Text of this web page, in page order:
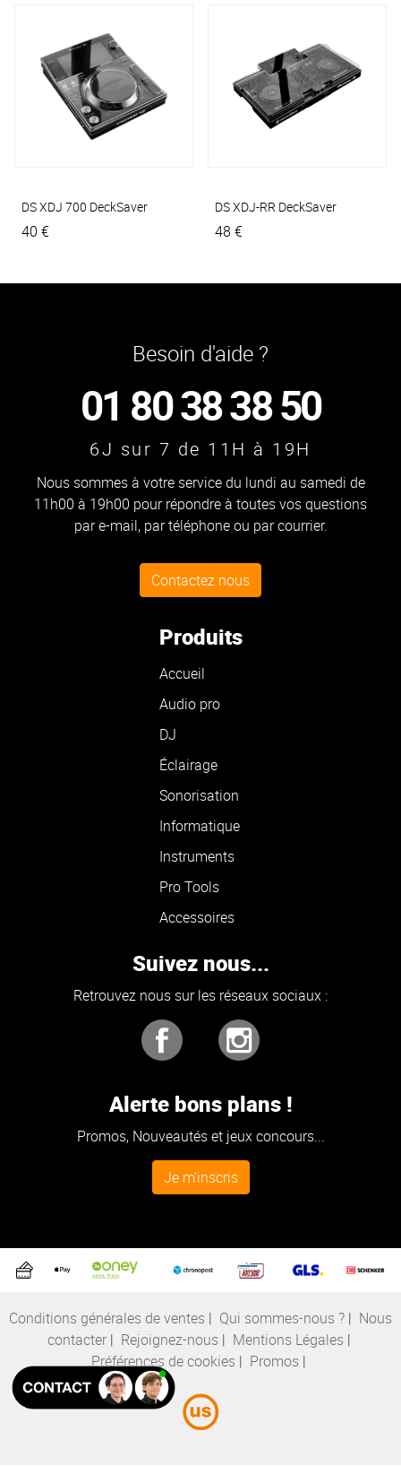
DS XDJ 700 DeckSaver
40 €
DS XDJ-RR DeckSaver
48 €
Besoin d'aide ?
01 80 38 38 50
6J sur 7 de 11H à 19H
Nous sommes à votre service du lundi au samedi de
11h00 à 19h00 pour répondre à toutes vos questions
par e-mail, par téléphone ou par courrier.
Contactez nous
Produits
Accueil
Audio pro
DJ
Éclairage
Sonorisation
Informatique
Instruments
Pro Tools
Accessoires
Suivez nous...
Retrouvez nous sur les réseaux sociaux :
Alerte bons plans !
Promos, Nouveautés et jeux concours...
Je m'inscris
Conditions générales de ventes | Qui sommes-nous ? | Nous
contacter| Rejoignez-nous | Mentions Légales |
Préférences de cookies | Promos |